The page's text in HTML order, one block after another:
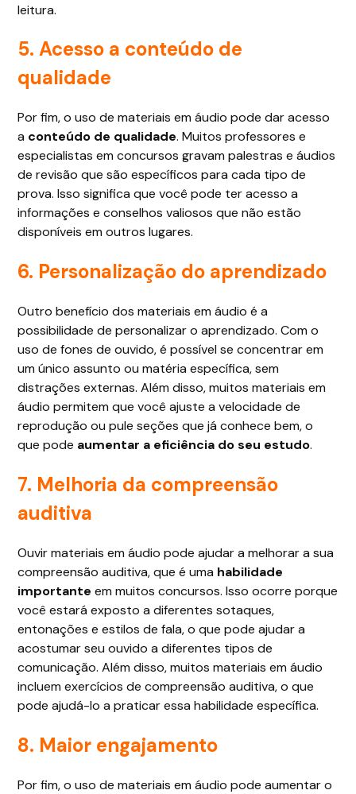
leitura.
5. Acesso a conteúdo de
qualidade
Por fim, o uso de materiais em áudio pode dar acesso
a conteúdo de qualidade. Muitos professores e
especialistas em concursos gravam palestras e áudios
de revisão que são específicos para cada tipo de
prova. Isso significa que você pode ter acesso a
informações e conselhos valiosos que não estão
disponíveis em outros lugares.
6. Personalização do aprendizado
Outro benefício dos materiais em áudio é a
possibilidade de personalizar o aprendizado. Com o
uso de fones de ouvido, é possível se concentrar em
um único assunto ou matéria específica, sem
distrações externas. Além disso, muitos materiais em
áudio permitem que você ajuste a velocidade de
reprodução ou pule seções que já conhece bem, o
que pode aumentar a eficiência do seu estudo.
7. Melhoria da compreensão
auditiva
Ouvir materiais em áudio pode ajudar a melhorar a sua
compreensão auditiva, que é uma habilidade
importante em muitos concursos. Isso ocorre porque
você estará exposto a diferentes sotaques,
entonações e estilos de fala, o que pode ajudar a
acostumar seu ouvido a diferentes tipos de
comunicação. Além disso, muitos materiais em áudio
incluem exercícios de compreensão auditiva, o que
pode ajudá-lo a praticar essa habilidade específica.
8. Maior engajamento
Por fim, o uso de materiais em áudio pode aumentar o